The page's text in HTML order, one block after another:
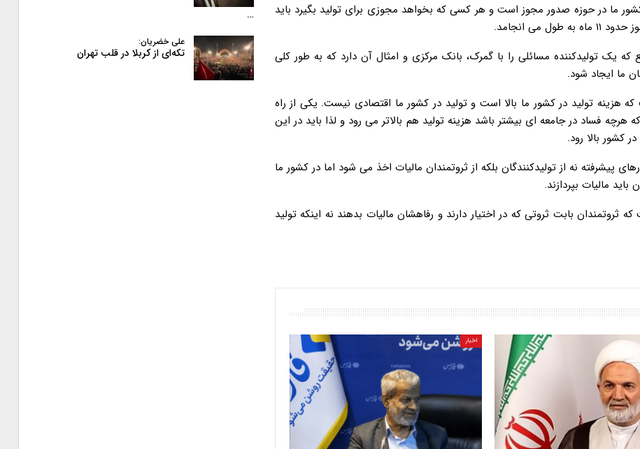
ما در حوزه صدور مجوز است و هر کسی که بخواهد مجوزی برای تولید بگیرد باید
یک تولیدکننده مسائلی را با گمرک، بانک مرکزی و امثال آن دارد که به طور کلی
ما ایجاد شود.
هزینه تولید در کشور ما بالا است و تولید در کشور ما اقتصادی نیست. یکی از راه
فساد در جامعه ای بیشتر باشد هزینه تولید هم بالاتر می رود و لذا باید در این
کشور بالا رود.
نه از تولیدکنندگان بلکه از ثروتمندان مالیات اخذ می شود اما در کشور ما
مالیات بپردازند.
بابت ثروتی که در اختیار دارند و رفاهشان مالیات بدهند نه اینکه تولید
اخبار
…
علی خضریان:
تکه‌ای از کربلا در قلب تهران